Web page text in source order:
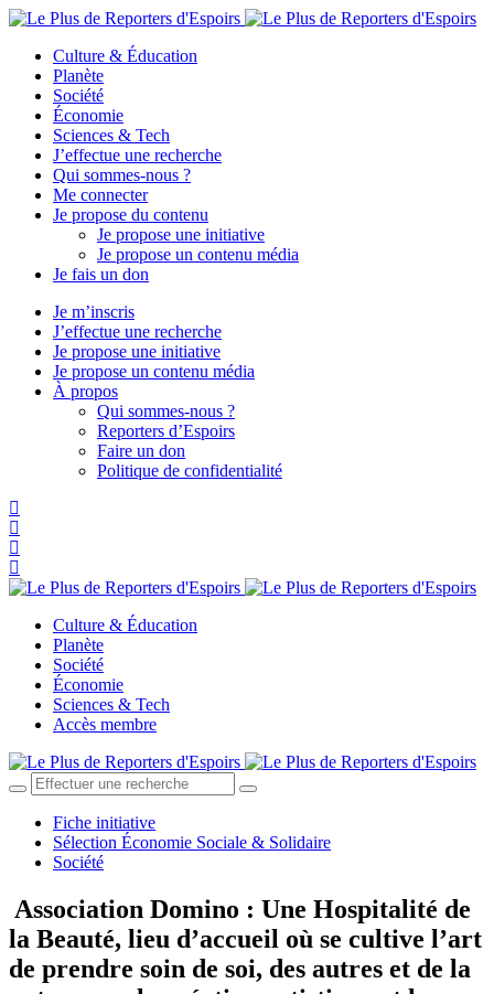
Culture & Éducation
Planète
Société
Économie
Sciences & Tech
J’effectue une recherche
Qui sommes-nous ?
Me connecter
Je propose du contenu
Je propose une initiative
Je propose un contenu média
Je fais un don
Je m’inscris
J’effectue une recherche
Je propose une initiative
Je propose un contenu média
À propos
Qui sommes-nous ?
Reporters d’Espoirs
Faire un don
Politique de confidentialité
Culture & Éducation
Planète
Société
Économie
Sciences & Tech
Accès membre
Fiche initiative
Sélection Économie Sociale & Solidaire
Société
Association Domino : Une Hospitalité de
la Beauté, lieu d’accueil où se cultive l’art
de prendre soin de soi, des autres et de la